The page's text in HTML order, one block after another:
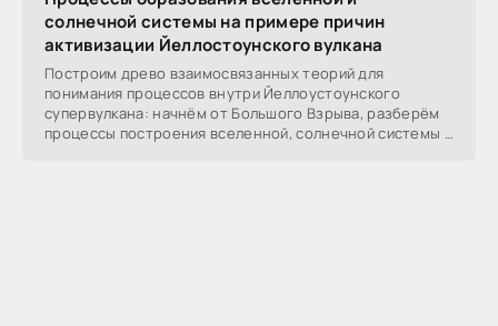
солнечной системы на примере причин
активизации Йеллостоунского вулкана
Построим древо взаимосвязанных теорий для
понимания процессов внутри Йеллоустоунского
супервулкана: начнём от Большого Взрыва, разберём
процессы построения вселенной, солнечной системы в